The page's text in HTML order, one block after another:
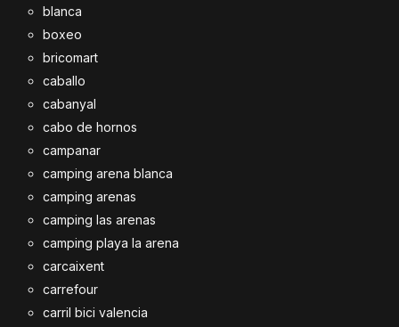
blanca
boxeo
bricomart
caballo
cabanyal
cabo de hornos
campanar
camping arena blanca
camping arenas
camping las arenas
camping playa la arena
carcaixent
carrefour
carril bici valencia